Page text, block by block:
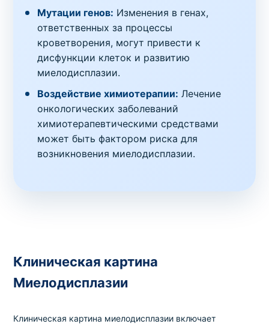
Мутации генов: Изменения в генах,
ответственных за процессы
кроветворения, могут привести к
дисфункции клеток и развитию
миелодисплазии.
Воздействие химиотерапии: Лечение
онкологических заболеваний
химиотерапевтическими средствами
может быть фактором риска для
возникновения миелодисплазии.
Клиническая картина
Миелодисплазии
Клиническая картина миелодисплазии включает